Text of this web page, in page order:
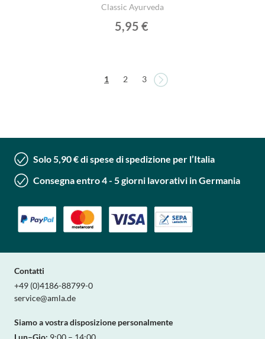
Classic Ayurveda
5,95 €
Attualmente stai leggendo la pagina
1 Pagina
2 Pagina
3
Solo 5,90 € di spese di spedizione per l’Italia
Consegna entro 4 - 5 giorni lavorativi in Germania
Contatti
+49 (0)4186-88799-0
service@amla.de
Siamo a vostra disposizione personalmente
Lun–Gio: 9:00 – 14:00